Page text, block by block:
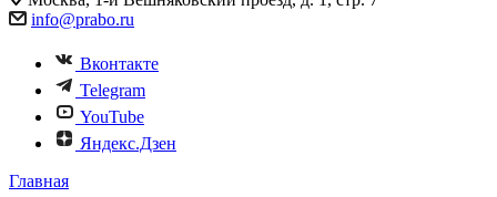
info@prabo.ru
Вконтакте
Telegram
YouTube
Яндекс.Дзен
Главная